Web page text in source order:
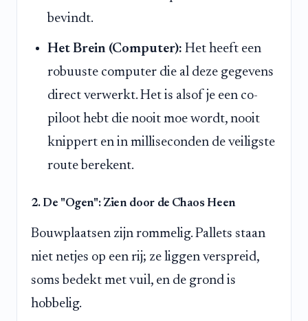
bevindt.
Het Brein (Computer): Het heeft een
robuuste computer die al deze gegevens
direct verwerkt. Het is alsof je een co-
piloot hebt die nooit moe wordt, nooit
knippert en in milliseconden de veiligste
route berekent.
2. De "Ogen": Zien door de Chaos Heen
Bouwplaatsen zijn rommelig. Pallets staan
niet netjes op een rij; ze liggen verspreid,
soms bedekt met vuil, en de grond is
hobbelig.